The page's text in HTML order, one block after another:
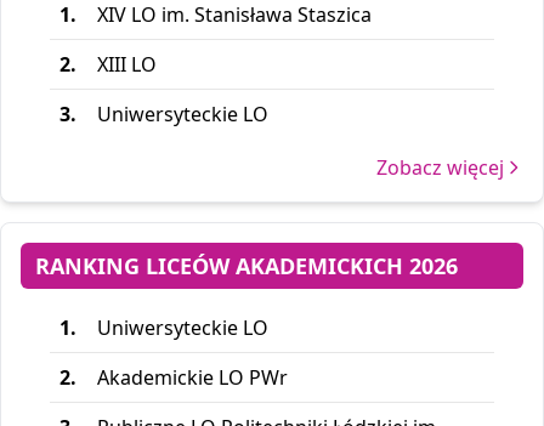
1.
XIV LO im. Stanisława Staszica
2.
XIII LO
3.
Uniwersyteckie LO
Zobacz więcej
RANKING LICEÓW AKADEMICKICH 2026
1.
Uniwersyteckie LO
2.
Akademickie LO PWr